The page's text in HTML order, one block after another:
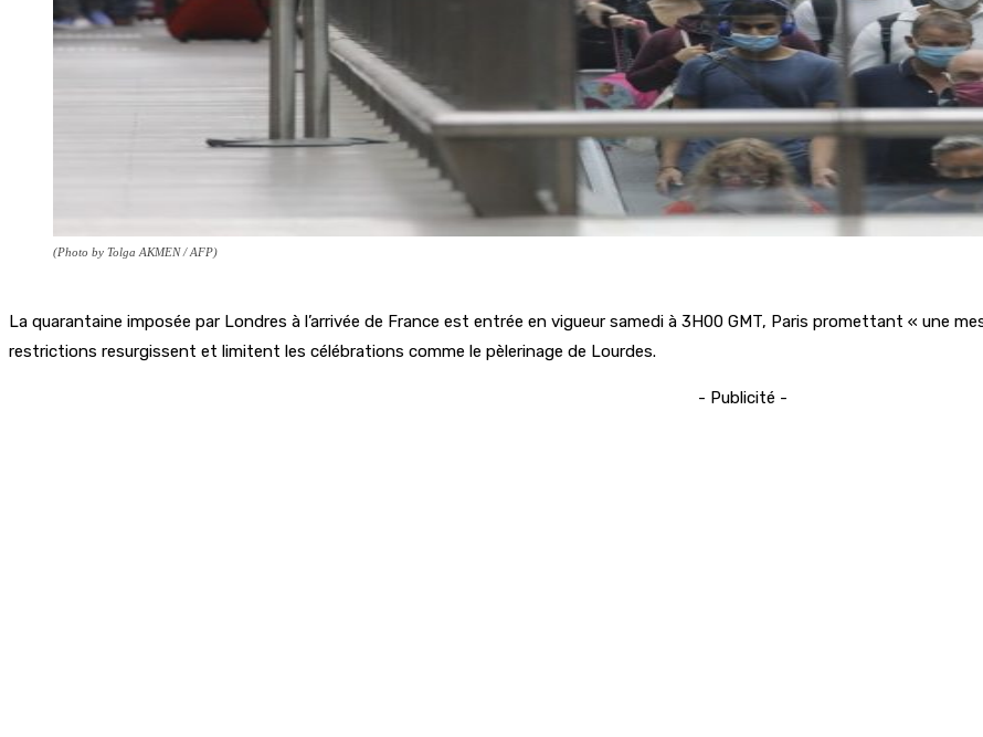
(Photo by Tolga AKMEN / AFP)
La quarantaine imposée par Londres à l’arrivée de France est entrée en vigueur samedi à 3H00 GMT, Paris promettant « une
restrictions resurgissent et limitent les célébrations comme le pèlerinage de Lourdes.
- Publicité -